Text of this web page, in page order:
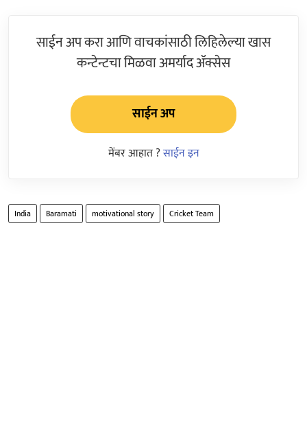
साईन अप करा आणि वाचकांसाठी लिहिलेल्या खास
कन्टेन्टचा मिळवा अमर्याद ॲक्सेस
साईन अप
मेंबर आहात ?साईन इन
India Baramati motivational story Cricket Team